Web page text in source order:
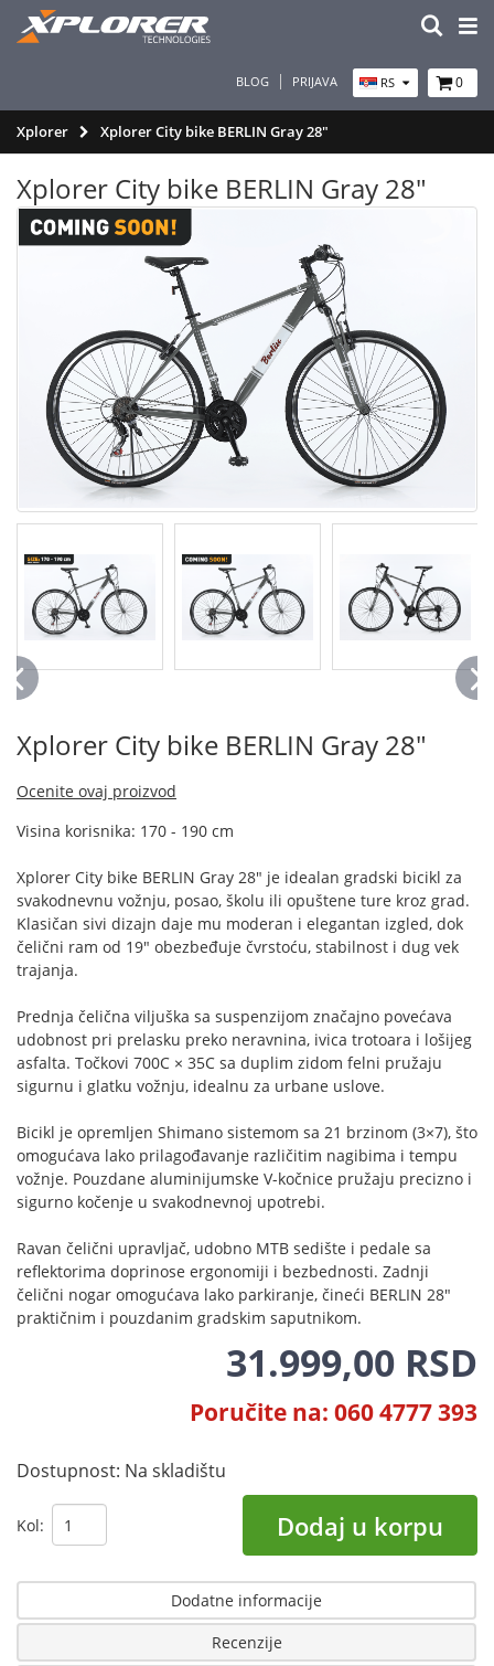
BLOG PRIJAVA RS 0
Xplorer Xplorer City bike BERLIN Gray 28"
Xplorer City bike BERLIN Gray 28"
Xplorer City bike BERLIN Gray 28"
Ocenite ovaj proizvod
Visina korisnika: 170 - 190 cm
Xplorer City bike BERLIN Gray 28" je idealan gradski bicikl za
svakodnevnu vožnju, posao, školu ili opuštene ture kroz grad.
Klasičan sivi dizajn daje mu moderan i elegantan izgled, dok
čelični ram od 19" obezbeđuje čvrstoću, stabilnost i dug vek
trajanja.
Prednja čelična viljuška sa suspenzijom značajno povećava
udobnost pri prelasku preko neravnina, ivica trotoara i lošijeg
asfalta. Točkovi 700C × 35C sa duplim zidom felni pružaju
sigurnu i glatku vožnju, idealnu za urbane uslove.
Bicikl je opremljen Shimano sistemom sa 21 brzinom (3×7), što
omogućava lako prilagođavanje različitim nagibima i tempu
vožnje. Pouzdane aluminijumske V-kočnice pružaju precizno i
sigurno kočenje u svakodnevnoj upotrebi.
Ravan čelični upravljač, udobno MTB sedište i pedale sa
reflektorima doprinose ergonomiji i bezbednosti. Zadnji
čelični nogar omogućava lako parkiranje, čineći BERLIN 28"
praktičnim i pouzdanim gradskim saputnikom.
31.999,00 RSD
Poručite na: 060 4777 393
Dostupnost: Na skladištu
Kol: Dodaj u korpu
Dodatne informacije
Recenzije